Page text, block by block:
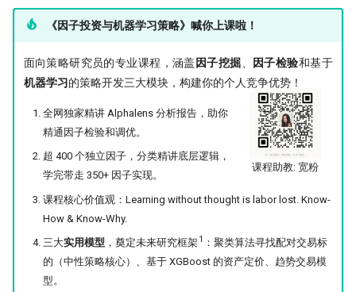
《因子投资与机器学习策略》喊你上课啦！
面向策略研究员的专业课程，涵盖 因子挖掘 因子检验和基于
机器学习的策略开发三大模块，构建你的个人竞争优势！
课程助教: 宽粉
全网独家精讲 Alphalens 分析报告，助你
精通因子检验和调优。
超 400 个独立因子，分类精讲底层逻辑，
学完带走 350+ 因子实现。
课程核心价值观：Learning without thought is labor lost. Know-
How & Know-Why.
三大实用模型 ，奠定未来研究框架1 ：聚类算法寻找配对交易标
的（中性策略核心）、基于 XGBoost 的资产定价、趋势交易模
型。